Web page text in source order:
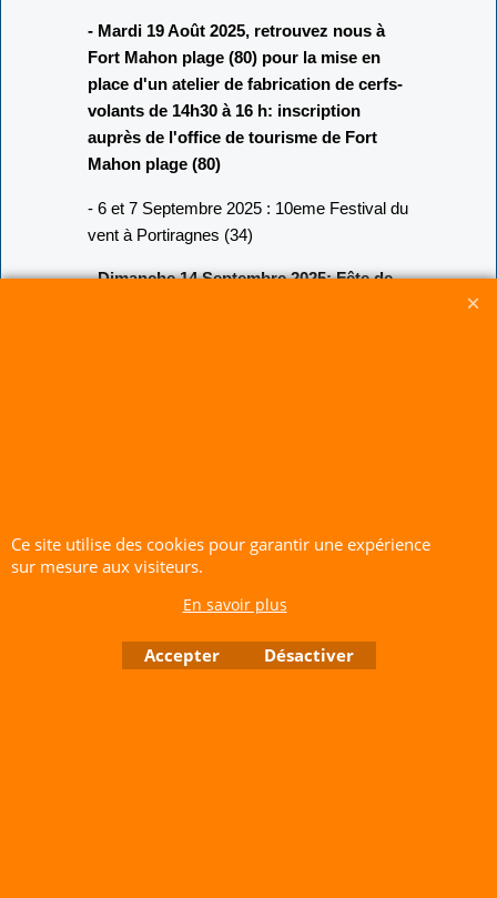
- Mardi 19 Août 2025, retrouvez nous à
Fort Mahon plage (80) pour la mise en
place d'un atelier de fabrication de cerfs-
volants de 14h30 à 16 h: inscription
auprès de l'office de tourisme de Fort
Mahon plage (80)
- 6 et 7 Septembre 2025 : 10eme Festival du
vent à Portiragnes (34)
- Dimanche 14 Septembre 2025: Fête de
Site de Vente Par Correspondance.
Tél: 06 80 60 73 47 Mail:cerfvolantservice@gmail.com
Contactez nous de 10 h à 18 h 30 tous les jours sauf le Dimanche et jours fériés
Ce site utilise des cookies pour garantir une expérience
sur mesure aux visiteurs.
En savoir plus
Accepter Désactiver